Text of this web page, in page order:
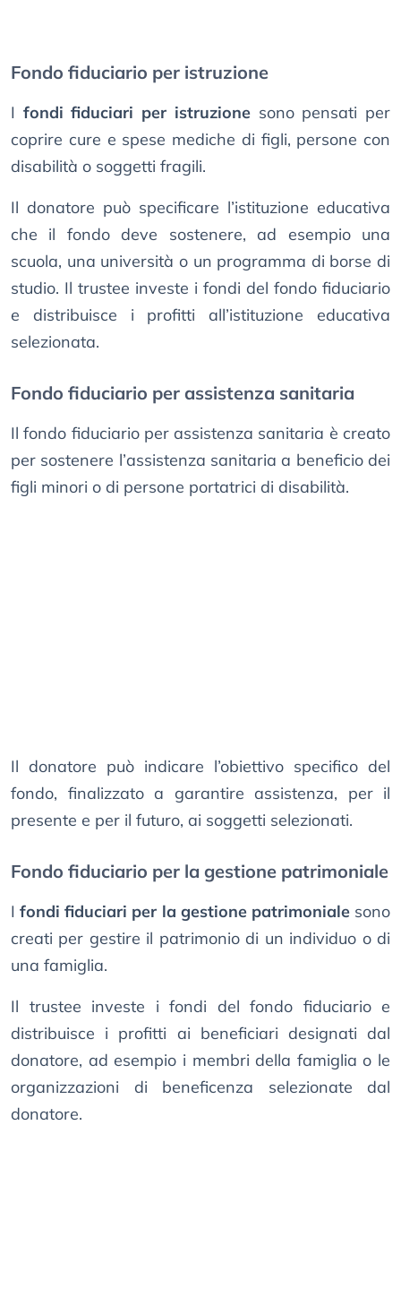
Fondo fiduciario per istruzione
I fondi fiduciari per istruzionesono pensati per
coprire cure e spese mediche di figli, persone con
disabilità o soggetti fragili.
Il donatore può specificare l’istituzione educativa
che il fondo deve sostenere, ad esempio una
scuola, una università o un programma di borse di
studio. Il trustee investe i fondi del fondo fiduciario
e distribuisce i profitti all’istituzione educativa
selezionata.
Fondo fiduciario per assistenza sanitaria
Il fondo fiduciario per assistenza sanitaria è creato
per sostenere l’assistenza sanitaria a beneficio dei
figli minori o di persone portatrici di disabilità.
Il donatore può indicare l’obiettivo specifico del
fondo, finalizzato a garantire assistenza, per il
presente e per il futuro, ai soggetti selezionati.
Fondo fiduciario per la gestione patrimoniale
Ifondi fiduciari per la gestione patrimonialesono
creati per gestire il patrimonio di un individuo o di
una famiglia.
Il trustee investe i fondi del fondo fiduciario e
distribuisce i profitti ai beneficiari designati dal
donatore, ad esempio i membri della famiglia o le
organizzazioni di beneficenza selezionate dal
donatore.